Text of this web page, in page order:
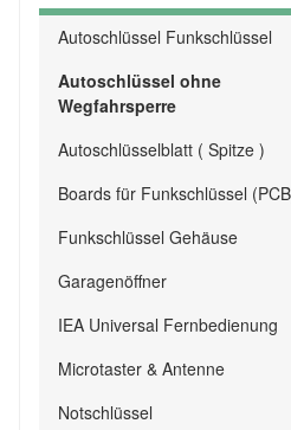
Autoschlüssel Funkschlüssel
Autoschlüssel ohne
Wegfahrsperre
Autoschlüsselblatt ( Spitze )
Boards für Funkschlüssel
Funkschlüssel Gehäuse
Garagenöffner
IEA Universal Fernbedienung
Microtaster & Antenne
Notschlüssel